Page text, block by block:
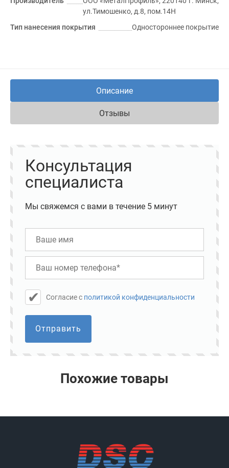
ул.Тимошенко, д.8, пом.14Н
Тип нанесения покрытия
Одностороннее покрытие
Описание
Отзывы
Консультация
специалиста
Мы свяжемся с вами в течение 5 минут
Cогласие с политикой конфиденциальности
Отправить
Похожие товары